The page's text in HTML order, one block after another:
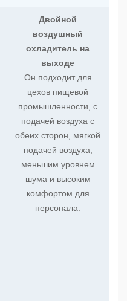
Двойной
воздушный
охладитель на
выходе
Он подходит для
цехов пищевой
промышленности, с
подачей воздуха с
обеих сторон, мягкой
подачей воздуха,
меньшим уровнем
шума и высоким
комфортом для
персонала.